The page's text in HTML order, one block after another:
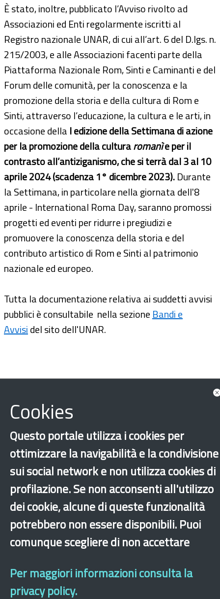
È stato, inoltre, pubblicato l’Avviso rivolto ad
Associazioni ed Enti regolarmente iscritti al
Registro nazionale UNAR, di cui all’art. 6 del D.lgs. n.
215/2003, e alle Associazioni facenti parte della
Piattaforma Nazionale Rom, Sinti e Caminanti e del
Forum delle comunità, per la conoscenza e la
promozione della storia e della cultura di Rom e
Sinti, attraverso l’educazione, la cultura e le arti, in
occasione della I edizione della Settimana di azione
per la promozione della culturaromanìe per il
contrasto all’antiziganismo, che si terrà dal 3 al 10
aprile 2024 (scadenza 1° dicembre 2023).Durante
la Settimana, in particolare nella giornata dell'8
aprile - International Roma Day, saranno promossi
progetti ed eventi per ridurre i pregiudizi e
promuovere la conoscenza della storia e del
contributo artistico di Rom e Sinti al patrimonio
nazionale ed europeo.
Tutta la documentazione relativa ai suddetti avvisi
pubblici è consultabile nella sezione Bandi e
Avvisidel sito dell'UNAR.
Bandi e opportunità Discriminazione
×
Cookies
Questo portale utilizza i cookies per
ottimizzare la navigabilità e la condivisione
sui social network e non utilizza cookies di
profilazione. Se non acconsenti all'utilizzo
dei cookie, alcune di queste funzionalità
potrebbero non essere disponibili. Puoi
comunque scegliere di non accettare
Per maggiori informazioni consulta la
privacy policy.
Dichiarazione di accessibilità Mappa del sito Legal & Privacy
Contatti